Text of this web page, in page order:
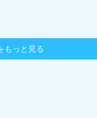
もっと見る